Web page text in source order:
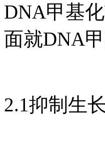
DNA甲基
面就DNA
2.1抑制生